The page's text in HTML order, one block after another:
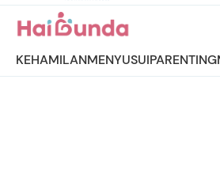
KEHAMILANMENYUSUIPARENTING